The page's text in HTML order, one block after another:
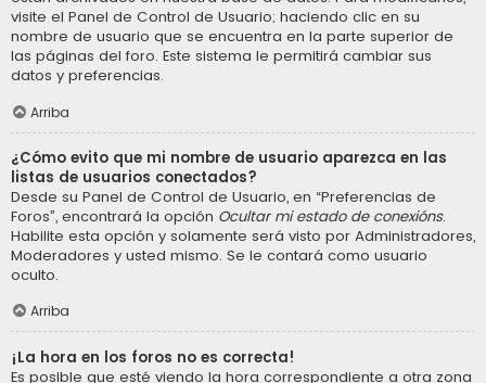
visite el Panel de Control de Usuario; haciendo clic en su
nombre de usuario que se encuentra en la parte superior de
las páginas del foro. Este sistema le permitirá cambiar sus
datos y preferencias.
Arriba
¿Cómo evito que mi nombre de usuario aparezca en las
listas de usuarios conectados?
Desde su Panel de Control de Usuario, en “Preferencias de
Foros”, encontrará la opción Ocultar mi estado de conexións.
Habilite esta opción y solamente será visto por Administradores,
Moderadores y usted mismo. Se le contará como usuario
oculto.
Arriba
¡La hora en los foros no es correcta!
Es posible que esté viendo la hora correspondiente a otra zona